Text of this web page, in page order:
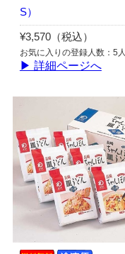
S）
¥3,570（税込）
お気に入りの登録人数：5人
▶ 詳細ページへ